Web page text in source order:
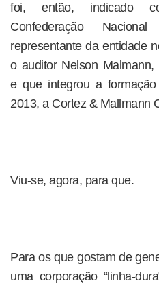
foi, então, indicado
Confederação
representante da entidade
o auditor Nelson Malmann,
e que integrou a
2013, a Cortez & Mallmann
Viu-se, agora, para que.
Para os que gostam de
uma corporação “linha-